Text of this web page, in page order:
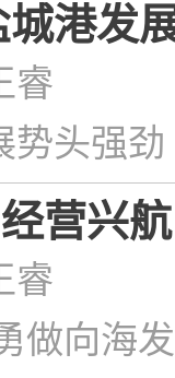
城港发
睿
势头强
营兴
睿
做向海